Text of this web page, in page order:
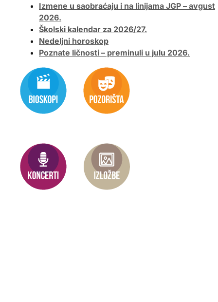
Izmene u saobraćaju i na linijama JGP – avgust
2026.
Školski kalendar za 2026/27.
Nedeljni horoskop
Poznate ličnosti – preminuli u julu 2026.